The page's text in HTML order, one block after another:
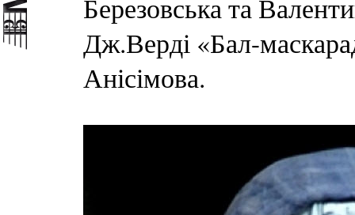
Березовська та
Дж.Верді «Бал-
Анісімова.